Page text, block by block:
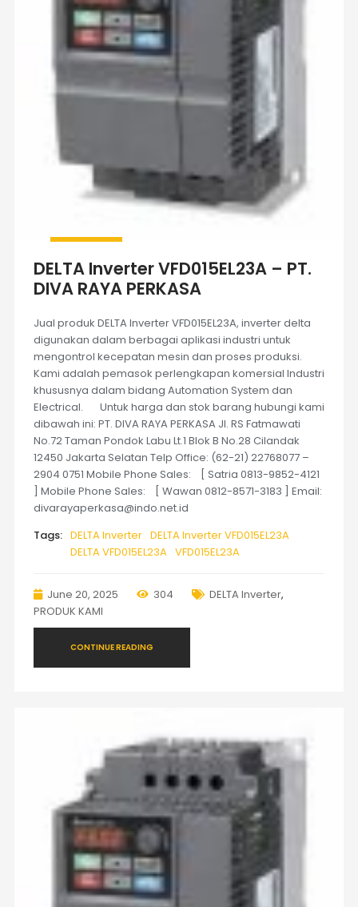
DELTA Inverter VFD015EL23A – PT.
DIVA RAYA PERKASA
Jual produk DELTA Inverter VFD015EL23A, inverter delta
digunakan dalam berbagai aplikasi industri untuk
mengontrol kecepatan mesin dan proses produksi.
Kami adalah pemasok perlengkapan komersial Industri
khususnya dalam bidang Automation System dan
Electrical. Untuk harga dan stok barang hubungi kami
dibawah ini: PT. DIVA RAYA PERKASA Jl. RS Fatmawati
No.72 Taman Pondok Labu Lt.1 Blok B No.28 Cilandak
12450 Jakarta Selatan Telp Office: (62-21) 22768077 –
2904 0751 Mobile Phone Sales: [ Satria 0813-9852-4121
] Mobile Phone Sales: [ Wawan 0812-8571-3183 ] Email:
divarayaperkasa@indo.net.id
Tags: DELTA Inverter DELTA Inverter VFD015EL23A
DELTA VFD015EL23A VFD015EL23A
June 20, 2025 304 DELTA Inverter,
PRODUK KAMI
CONTINUE READING